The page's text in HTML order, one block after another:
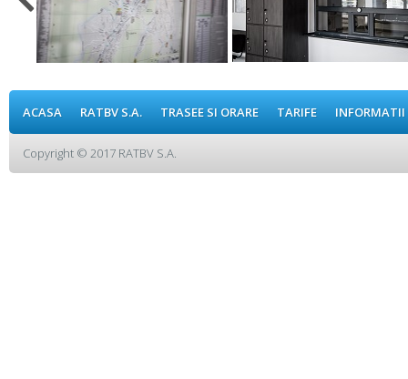
ACASA RATBV S.A. TRASEE SI ORARE TARIFE
Copyright © 2017 RATBV S.A.